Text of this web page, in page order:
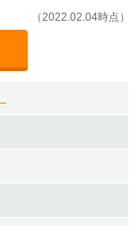
（2022.02.04時点）